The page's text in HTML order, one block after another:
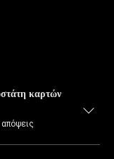
καρτών